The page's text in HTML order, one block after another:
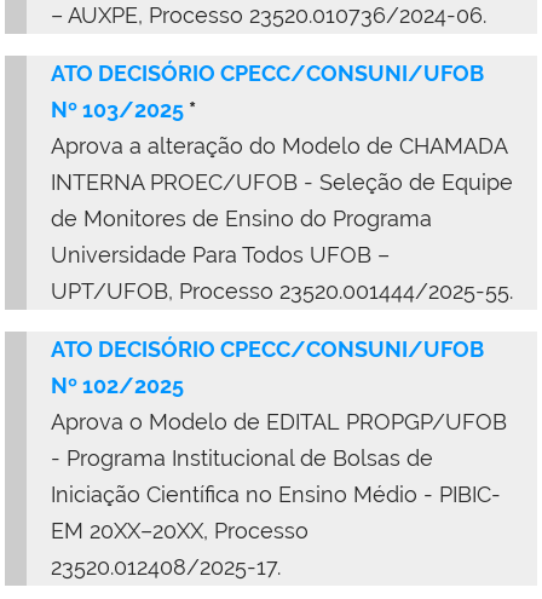
– AUXPE, Processo 23520.010736/2024-06.
ATO DECISÓRIO CPECC/CONSUNI/UFOB
Nº 103/2025 *
Aprova a alteração do Modelo de CHAMADA
INTERNA PROEC/UFOB - Seleção de Equipe
de Monitores de Ensino do Programa
Universidade Para Todos UFOB –
UPT/UFOB, Processo 23520.001444/2025-55.
ATO DECISÓRIO CPECC/CONSUNI/UFOB
Nº 102/2025
Aprova o Modelo de EDITAL PROPGP/UFOB
- Programa Institucional de Bolsas de
Iniciação Científica no Ensino Médio - PIBIC-
EM 20XX–20XX, Processo
23520.012408/2025-17.